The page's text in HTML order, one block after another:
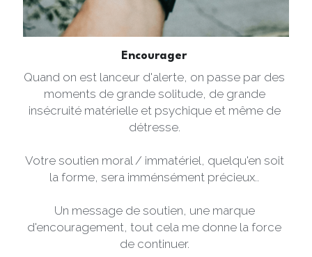
Encourager
Quand on est lanceur d'alerte, on passe par des
moments de grande solitude, de grande
insécruité matérielle et psychique et même de
détresse.
Votre soutien moral / immatériel, quelqu'en soit
la forme, sera imménsément précieux..
Un message de soutien, une marque
d'encouragement, tout cela me donne la force
de continuer.